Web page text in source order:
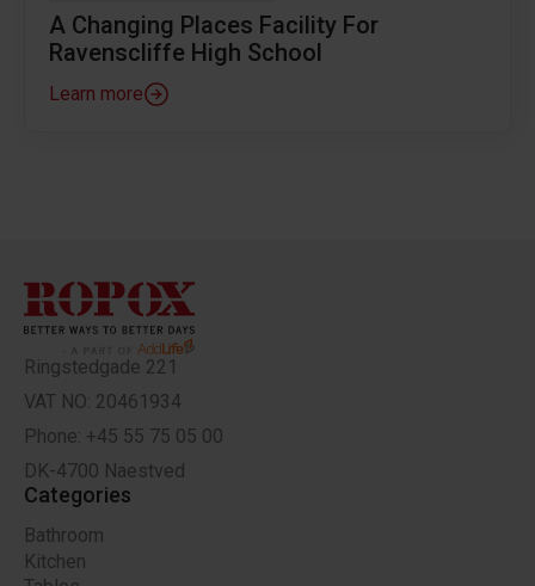
A Changing Places Facility For
Ravenscliffe High School
Learn more
Ringstedgade 221
VAT NO: 20461934
Phone: +45 55 75 05 00
DK-4700 Naestved
Categories
Bathroom
Kitchen